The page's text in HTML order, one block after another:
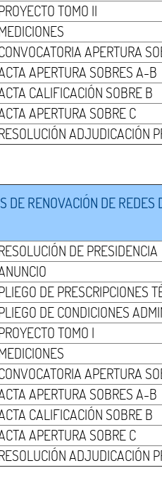
TOMO II
APERTURA
APERTURA SOBRES A-B
CALIFICACIÓN SOBRE B
APERTURA SOBRE C
ADJUDICACIÓN
DE RENOVACIÓN DE
DE PRESIDENCIA
DE PRESCRIPCIONES
DE CONDICIONES
TOMO I
APERTURA
APERTURA SOBRES A-B
CALIFICACIÓN SOBRE B
APERTURA SOBRE C
ADJUDICACIÓN